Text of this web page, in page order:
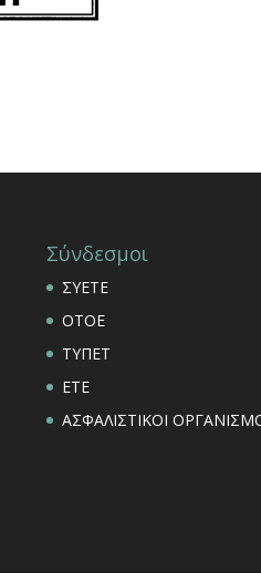
Σύνδεσμοι
ΣΥΕΤΕ
ΟΤΟΕ
ΤΥΠΕΤ
ΕΤΕ
ΑΣΦΑΛΙΣΤΙΚΟΙ